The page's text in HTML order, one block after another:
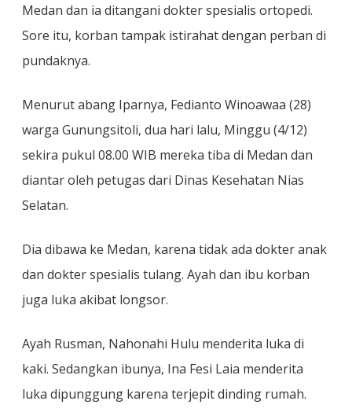
Medan dan ia ditangani dokter spesialis ortopedi.
Sore itu, korban tampak istirahat dengan perban di
pundaknya.
Menurut abang Iparnya, Fedianto Winoawaa (28)
warga Gunungsitoli, dua hari lalu, Minggu (4/12)
sekira pukul 08.00 WIB mereka tiba di Medan dan
diantar oleh petugas dari Dinas Kesehatan Nias
Selatan.
Dia dibawa ke Medan, karena tidak ada dokter anak
dan dokter spesialis tulang. Ayah dan ibu korban
juga luka akibat longsor.
Ayah Rusman, Nahonahi Hulu menderita luka di
kaki. Sedangkan ibunya, Ina Fesi Laia menderita
luka dipunggung karena terjepit dinding rumah.